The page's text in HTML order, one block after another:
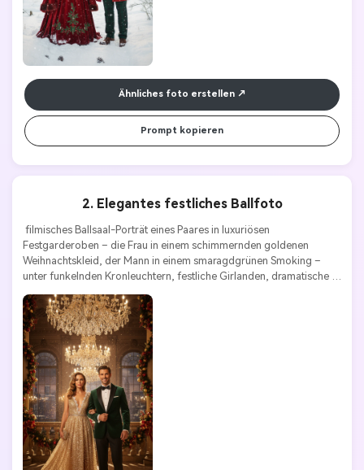
Ähnliches foto erstellen
Prompt kopieren
2. Elegantes festliches Ballfoto
filmisches Ballsaal-Porträt eines Paares in luxuriösen
Festgarderoben – die Frau in einem schimmernden goldenen
Weihnachtskleid, der Mann in einem smaragdgrünen Smoking –
unter funkelnden Kronleuchtern, festliche Girlanden, dramatische